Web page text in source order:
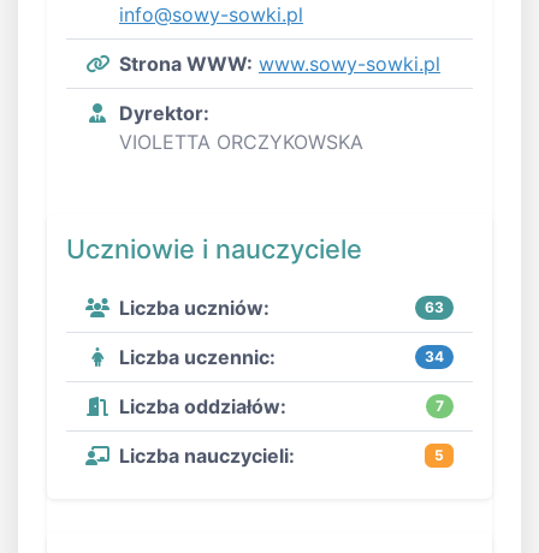
info@sowy-sowki.pl
Strona WWW: www.sowy-sowki.pl
Dyrektor:
VIOLETTA ORCZYKOWSKA
Uczniowie i nauczyciele
Liczba uczniów: 63
Liczba uczennic: 34
Liczba oddziałów: 7
Liczba nauczycieli: 5